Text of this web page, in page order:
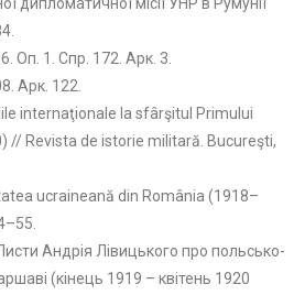
Оп. 1. Спр. 172. Арк. 3.
Арк. 122.
internaţionale la sfârşitul Primului
// Revista de istorie militară. Bucureşti,
ucraineană din România (1918–
Андрія Лівицького про польсько-
(кінець 1919 – квітень 1920